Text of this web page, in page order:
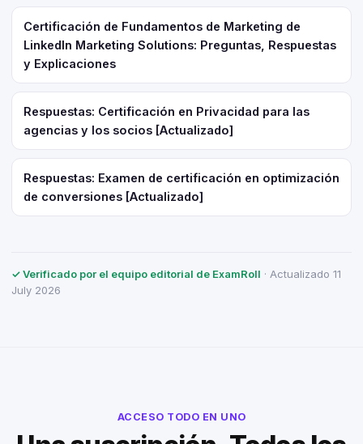
Certificación de Fundamentos de Marketing de
LinkedIn Marketing Solutions: Preguntas, Respuestas
y Explicaciones
Respuestas: Certificación en Privacidad para las
agencias y los socios [Actualizado]
Respuestas: Examen de certificación en optimización
de conversiones [Actualizado]
✓ Verificado por el equipo editorial de ExamRoll · Actualizado 11
July 2026
ACCESO TODO EN UNO